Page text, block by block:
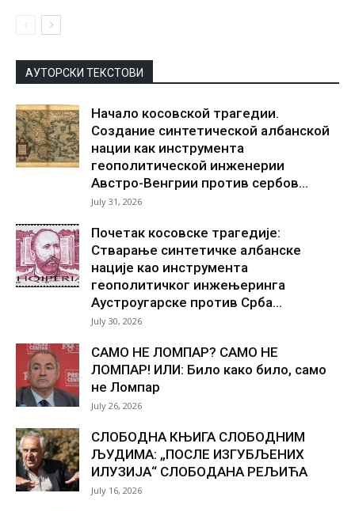
АУТОРСКИ ТЕКСТОВИ
Начало косовской трагедии.
Создание синтетической албанской
нации как инструмента
геополитической инженерии
Австро-Венгрии против сербов...
July 31, 2026
Почетак косовске трагедије:
Стварање синтетичке албанске
нације као инструмента
геополитичког инжењеринга
Аустроугарске против Срба...
July 30, 2026
САМО НЕ ЛОМПАР? САМО НЕ
ЛОМПАР! ИЛИ: Било како било, само
не Ломпар
July 26, 2026
СЛОБОДНА КЊИГА СЛОБОДНИМ
ЉУДИМА: „ПОСЛЕ ИЗГУБЉЕНИХ
ИЛУЗИЈА“ СЛОБОДАНА РЕЉИЋА
July 16, 2026